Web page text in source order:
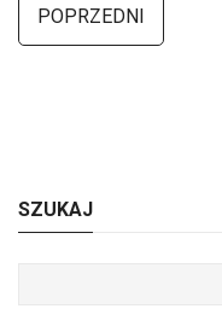
POPRZEDNI
SZUKAJ